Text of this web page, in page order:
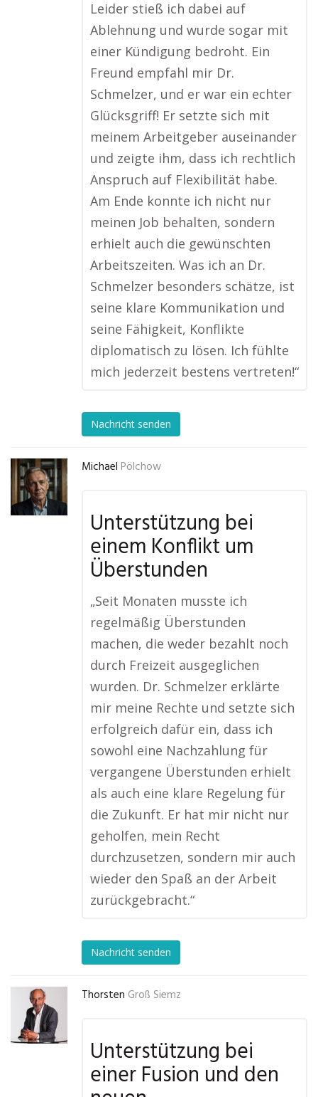
Leider stieß ich dabei auf
Ablehnung und wurde sogar mit
einer Kündigung bedroht. Ein
Freund empfahl mir Dr.
Schmelzer, und er war ein echter
Glücksgriff! Er setzte sich mit
meinem Arbeitgeber auseinander
und zeigte ihm, dass ich rechtlich
Anspruch auf Flexibilität habe.
Am Ende konnte ich nicht nur
meinen Job behalten, sondern
erhielt auch die gewünschten
Arbeitszeiten. Was ich an Dr.
Schmelzer besonders schätze, ist
seine klare Kommunikation und
seine Fähigkeit, Konflikte
diplomatisch zu lösen. Ich fühlte
mich jederzeit bestens vertreten!“
Nachricht senden
Michael Pölchow
Unterstützung bei
einem Konflikt um
Überstunden
„Seit Monaten musste ich
regelmäßig Überstunden
machen, die weder bezahlt noch
durch Freizeit ausgeglichen
wurden. Dr. Schmelzer erklärte
mir meine Rechte und setzte sich
erfolgreich dafür ein, dass ich
sowohl eine Nachzahlung für
vergangene Überstunden erhielt
als auch eine klare Regelung für
die Zukunft. Er hat mir nicht nur
geholfen, mein Recht
durchzusetzen, sondern mir auch
wieder den Spaß an der Arbeit
zurückgebracht.“
Nachricht senden
Thorsten Groß Siemz
Unterstützung bei
einer Fusion und den